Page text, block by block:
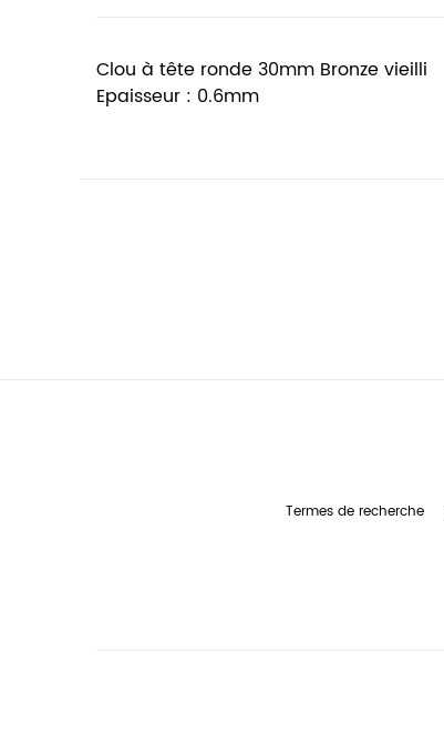
Clou à tête ronde 30mm Bronze vieilli
Epaisseur : 0.6mm
Termes de recherche